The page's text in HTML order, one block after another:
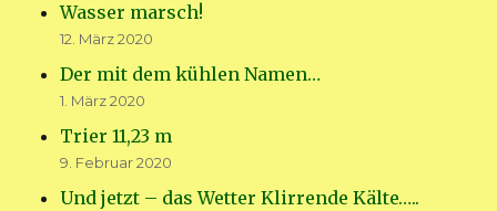
Wasser marsch!
12. März 2020
Der mit dem kühlen Namen…
1. März 2020
Trier 11,23 m
9. Februar 2020
Und jetzt – das Wetter Klirrende Kälte…..